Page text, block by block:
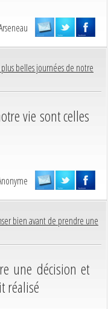
plus belles journées de notre
vie sont celles
bien avant de prendre une
une décision et
réalisé